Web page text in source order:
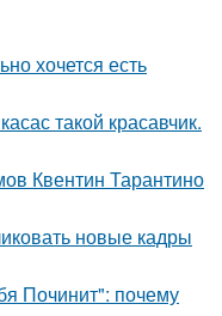
хочется есть
такой красавчик.
Квентин Тарантино
новые кадры
Починит": почему